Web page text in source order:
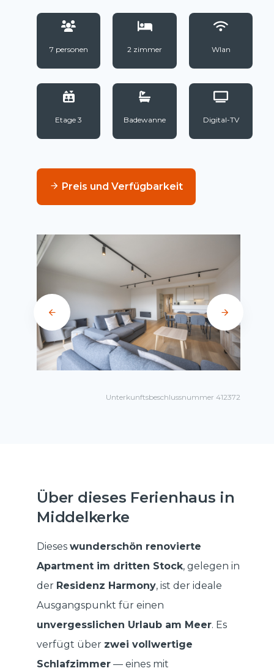
7 personen 2 zimmer Wlan
Etage 3 Badewanne Digital-TV
Preis und Verfügbarkeit
Unterkunftsbeschlussnummer 412372
Über dieses Ferienhaus in
Middelkerke
Dieses wunderschön renovierte
Apartment im dritten Stock, gelegen in
der Residenz Harmony, ist der ideale
Ausgangspunkt für einen
unvergesslichen Urlaub am Meer. Es
verfügt über zwei vollwertige
Schlafzimmer — eines mit